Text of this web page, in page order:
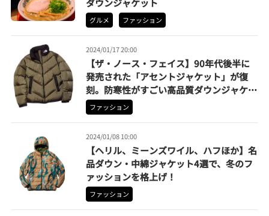
ダウンジャケット
グルメ ファッション
2024/01/17 20:00
【ザ・ノース・フェイス】90年代後半に
発売された「アセントジャケット」が復
刻。防寒性がすごい高品質ダウンジャケッ
ト4選
ファッション
2024/01/08 10:00
【ヘリル、ミーンズワイル、ハフほか】名
品ダウン・中綿ジャケット4選で、冬のフ
ァッションを格上げ！
ファッション